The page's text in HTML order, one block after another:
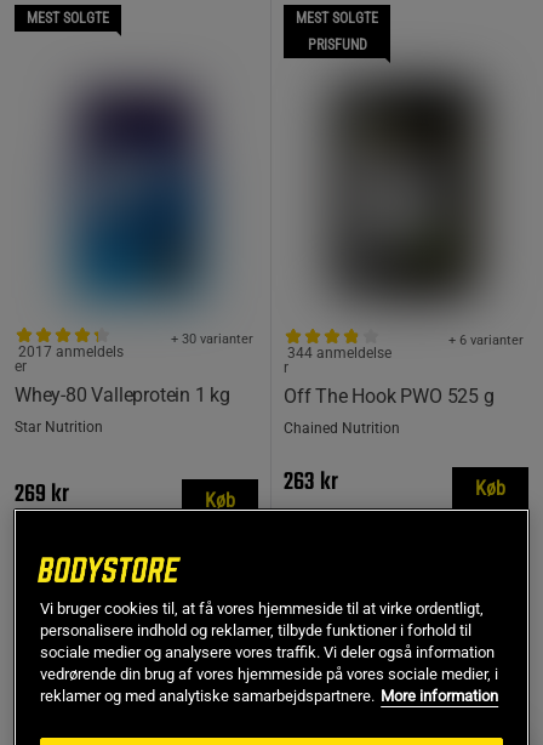
MEST SOLGTE
Whey-80 Valleprotein 1 kg
+ 30 varianter
2017 anmeldels
er
Star Nutrition
269 kr Køb
MEST SOLGTE
PRISFUND
Off The Hook PWO 525 g
+ 6 varianter
344 anmeldelse
r
Chained Nutrition
263 kr Køb
MEST SOLGTE
PRISFUND
Vi bruger cookies til, at få vores hjemmeside til at virke ordentligt,
personalisere indhold og reklamer, tilbyde funktioner i forhold til
sociale medier og analysere vores traffik. Vi deler også information
vedrørende din brug af vores hjemmeside på vores sociale medier, i
reklamer og med analytiske samarbejdspartnere. More information